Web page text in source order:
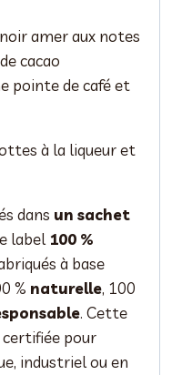
amer aux notes
cacao
pointe de café et
à la liqueur et
dans un sachet
label 100 %
à base
% naturelle, 100
. Cette
certifiée pour
industriel ou en